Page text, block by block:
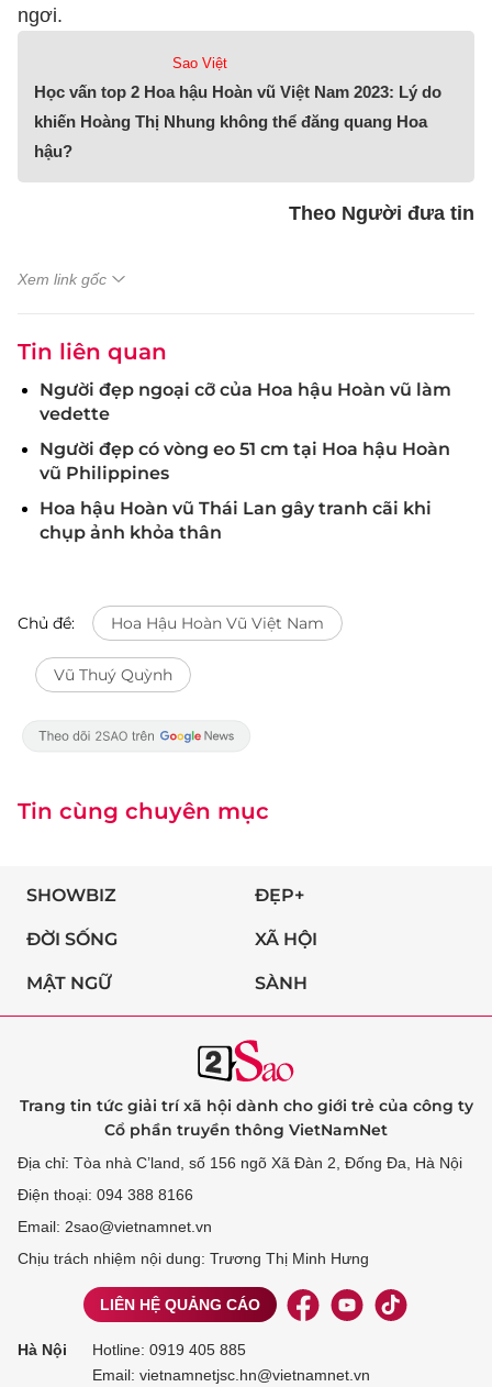
ngơi.
Sao Việt
Học vấn top 2 Hoa hậu Hoàn vũ Việt Nam 2023: Lý do
khiến Hoàng Thị Nhung không thể đăng quang Hoa
hậu?
Theo Người đưa tin
Xem link gốc
Tin liên quan
Người đẹp ngoại cỡ của Hoa hậu Hoàn vũ làm
vedette
Người đẹp có vòng eo 51 cm tại Hoa hậu Hoàn
vũ Philippines
Hoa hậu Hoàn vũ Thái Lan gây tranh cãi khi
chụp ảnh khỏa thân
Chủ đề: Hoa Hậu Hoàn Vũ Việt Nam
Vũ Thuý Quỳnh
Tin cùng chuyên mục
SHOWBIZ ĐẸP+
ĐỜI SỐNG XÃ HỘI
MẬT NGỮ SÀNH
Trang tin tức giải trí xã hội dành cho giới trẻ của công ty
Cổ phần truyền thông VietNamNet
Địa chỉ: Tòa nhà C’land, số 156 ngõ Xã Đàn 2, Đống Đa, Hà Nội
Điện thoại: 094 388 8166
Email: 2sao@vietnamnet.vn
Chịu trách nhiệm nội dung: Trương Thị Minh Hưng
LIÊN HỆ QUẢNG CÁO
Hà Nội Hotline: 0919 405 885
Email: vietnamnetjsc.hn@vietnamnet.vn